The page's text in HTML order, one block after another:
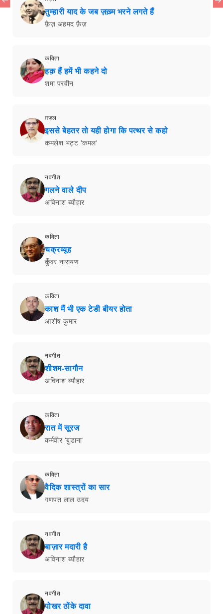
तुम्हारी याद के जब ज़ख़्म भरने लगते हैं
फ़ैज़ अहमद फ़ैज़
कविता
हक़ हैं हमें भी कहने दो
शमा परवीन
ग़ज़ल
इससे बेहतर तो यही होगा कि पत्थर से कहो
कमलेश भट्ट 'कमल'
नवगीत
गलने वाले दीप
अविनाश ब्यौहार
कविता
चक्रव्यूह
कुँवर नारायण
कविता
काश मैं भी एक टेडी बीयर होता
आशीष कुमार
नवगीत
शीशम-सागौन
अविनाश ब्यौहार
कविता
रात में सूरज
कर्मवीर 'बुडाना'
कविता
वैदिक शास्त्रों का सार
गणपत लाल उदय
नवगीत
बाज़ार मदारी है
अविनाश ब्यौहार
नवगीत
पोखर ठोंके दावा